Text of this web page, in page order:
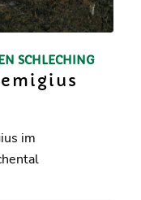
SCHLECHING
im